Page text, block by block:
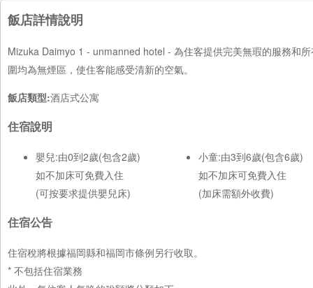
飯店詳情說明
Mizuka Daimyo 1 - unmanned hotel - 為住客提供完美無瑕的服務和
圍均為無煙區，使住客能感受清新的空氣。
飯店類型:酒店式公寓
住宿說明
嬰兒:由0到2歲(包含2歲)
如不加床可免費入住
(可按要求提供嬰兒床)
小童:由3到6歲(包含6歲)
如不加床可免費入住
(加床需額外收費)
住宿公告
住宿稅將根據福岡縣和福岡市條例另行收取。
* 不包括住宿業務